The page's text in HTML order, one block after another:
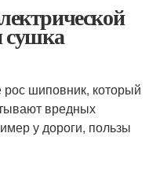
сушка
шиповник, который
вредных
у дороги, пользы